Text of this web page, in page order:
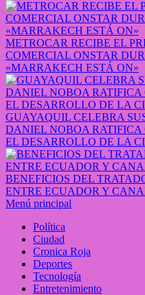
METROCAR RECIBE EL
COMERCIAL ONSTAR
«MARRAKECH ESTÁ ON»
GUAYAQUIL CELEBRA
DANIEL NOBOA RATIFICA
EL DESARROLLO DE LA
BENEFICIOS DEL
ENTRE ECUADOR Y
Menú principal
Política
Ciudad
Cronica Roja
Deportes
Tecnología
Entretenimiento